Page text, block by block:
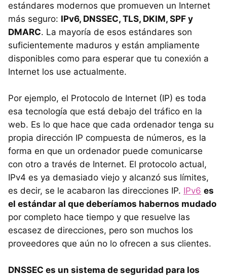
estándares modernos que promueven un Internet
más seguro: IPv6, DNSSEC, TLS, DKIM, SPF y
DMARC. La mayoría de esos estándares son
suficientemente maduros y están ampliamente
disponibles como para esperar que tu conexión a
Internet los use actualmente.
Por ejemplo, el Protocolo de Internet (IP) es toda
esa tecnología que está debajo del tráfico en la
web. Es lo que hace que cada ordenador tenga su
propia dirección IP compuesta de números, es la
forma en que un ordenador puede comunicarse
con otro a través de Internet. El protocolo actual,
IPv4 es ya demasiado viejo y alcanzó sus límites,
es decir, se le acabaron las direcciones IP. IPv6 es
el estándar al que deberíamos habernos mudado
por completo hace tiempo y que resuelve las
escasez de direcciones, pero son muchos los
proveedores que aún no lo ofrecen a sus clientes.
DNSSEC es un sistema de seguridad para los